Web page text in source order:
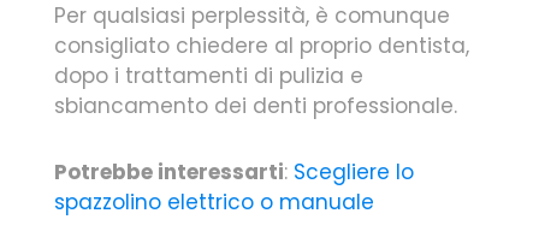
Per qualsiasi perplessità, è comunque
consigliato chiedere al proprio dentista,
dopo i trattamenti di pulizia e
sbiancamento dei denti professionale.
Potrebbe interessarti: Scegliere lo
spazzolino elettrico o manuale